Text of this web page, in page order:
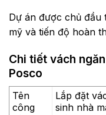
Dự án được chủ đầu
mỹ và tiến độ hoàn
Chi tiết vách
Posco
Tên
công
Lắp đặt
sinh nhà